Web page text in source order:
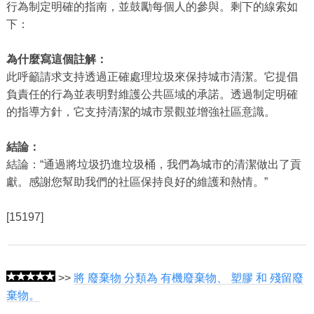
行為制定明確的指南，並鼓勵每個人的參與。剩下的線索如
下：
為什麼寫這個註解：
此呼籲請求支持透過正確處理垃圾來保持城市清潔。它提倡
負責任的行為並表明對維護公共區域的承諾。透過制定明確
的指導方針，它支持清潔的城市景觀並增強社區意識。
結論：
結論：“通過將垃圾扔進垃圾桶，我們為城市的清潔做出了貢
獻。感謝您幫助我們的社區保持良好的維護和熱情。”
[15197]
>> 將 廢棄物 分類為 有機廢棄物、 塑膠 和 殘留廢
棄物。